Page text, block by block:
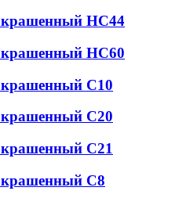
НС44
НС60
С10
С20
С21
С8